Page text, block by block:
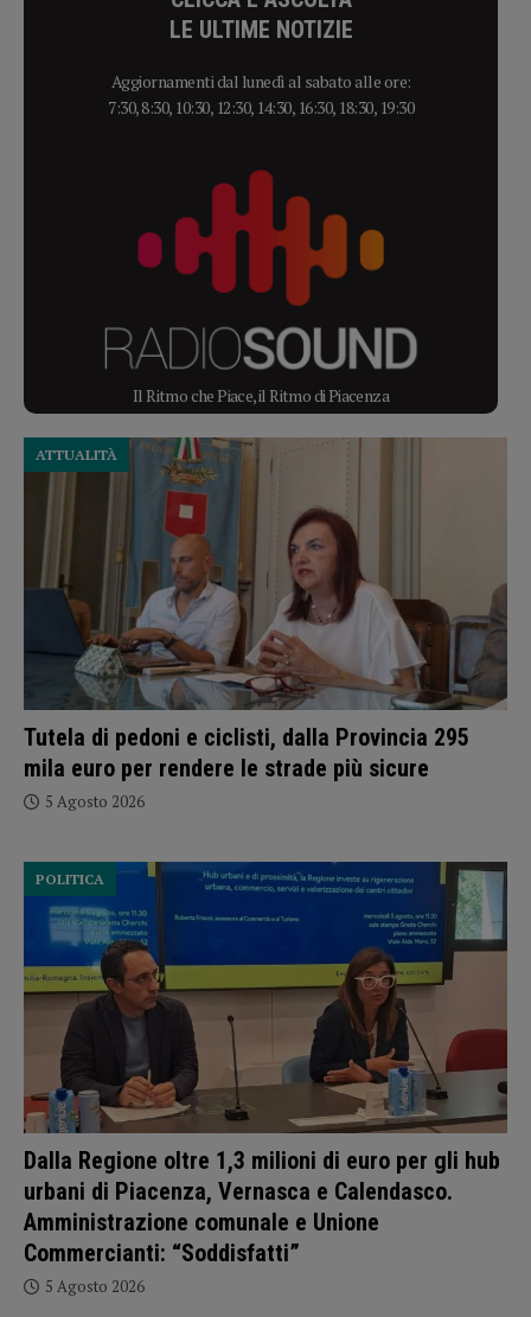
LE ULTIME NOTIZIE
Aggiornamenti dal lunedì al sabato alle ore:
7:30, 8:30, 10:30, 12:30, 14:30, 16:30, 18:30, 19:30
Il Ritmo che Piace, il Ritmo di Piacenza
Tutela di pedoni e ciclisti, dalla Provincia 295
mila euro per rendere le strade più sicure
ATTUALITÀ
5 Agosto 2026
Dalla Regione oltre 1,3 milioni di euro per gli hub
urbani di Piacenza, Vernasca e Calendasco.
Amministrazione comunale e Unione
Commercianti: “Soddisfatti”
POLITICA
5 Agosto 2026